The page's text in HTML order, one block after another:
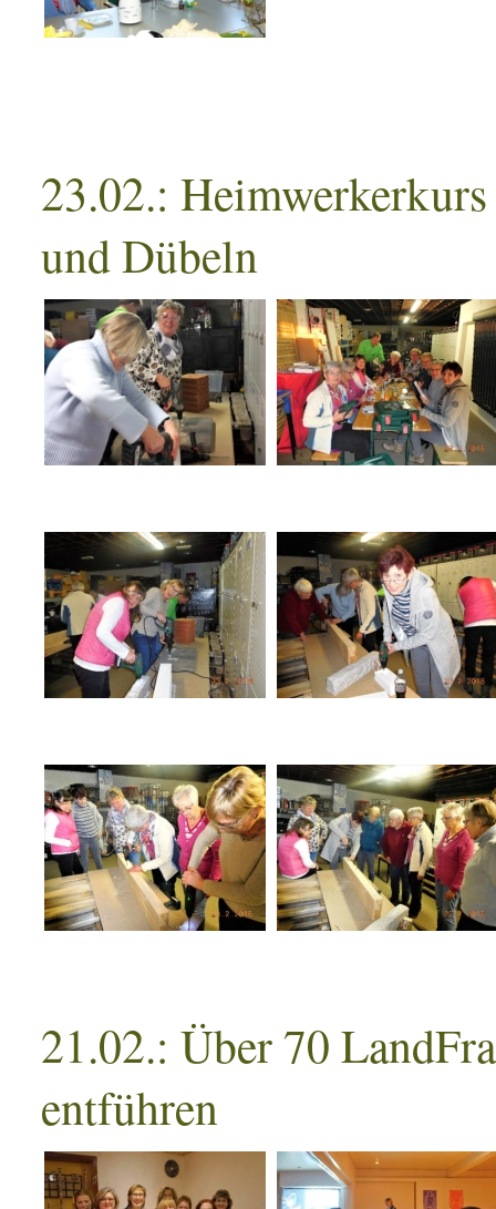
23.02.:
und Dübeln
21.02.: Über 70
entführen